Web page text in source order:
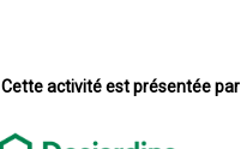
Cette activité est présentée par